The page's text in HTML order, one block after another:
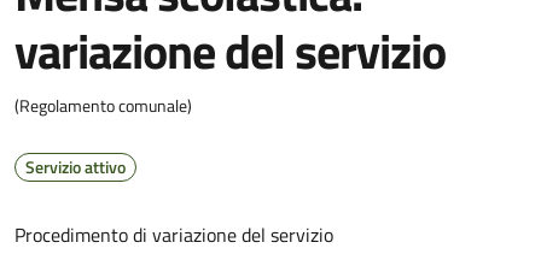
variazione del servizio
(Regolamento comunale)
Servizio attivo
Procedimento di variazione del servizio